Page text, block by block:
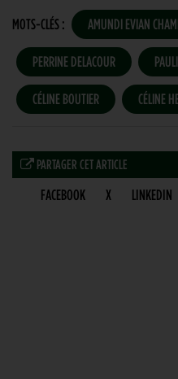
MOTS-CLÉS : AMUNDI EVIAN
PERRINE DELACOUR
CÉLINE BOUTIER CÉLINE
PARTAGER CET ARTICLE
FACEBOOK X LINKEDIN